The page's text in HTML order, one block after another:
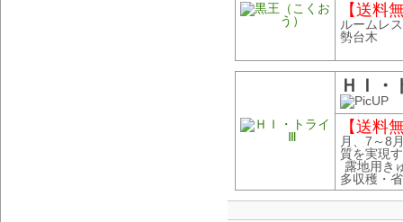
【送料
ルームレ
勢台木
ＨＩ・
【送料
月、7～8
質を実現
露地用き
多収穫・